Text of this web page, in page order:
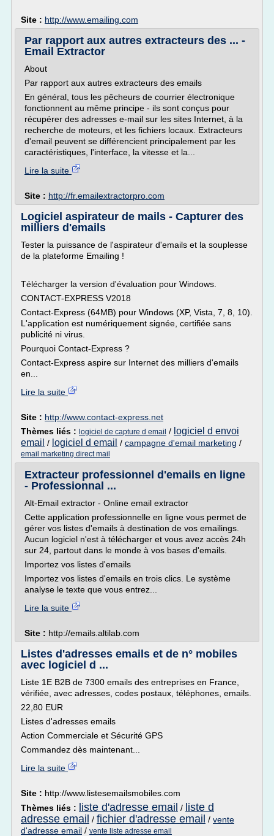
Site : http://www.emailing.com
Par rapport aux autres extracteurs des ... -
Email Extractor
About
Par rapport aux autres extracteurs des emails
En général, tous les pêcheurs de courrier électronique
fonctionnent au même principe - ils sont conçus pour
récupérer des adresses e-mail sur les sites Internet, à la
recherche de moteurs, et les fichiers locaux. Extracteurs
d'email peuvent se différencient principalement par les
caractéristiques, l'interface, la vitesse et la...
Lire la suite
Site : http://fr.emailextractorpro.com
Logiciel aspirateur de mails - Capturer des
milliers d'emails
Tester la puissance de l'aspirateur d'emails et la souplesse
de la plateforme Emailing !
Télécharger la version d'évaluation pour Windows.
CONTACT-EXPRESS V2018
Contact-Express (64MB) pour Windows (XP, Vista, 7, 8, 10).
L'application est numériquement signée, certifiée sans
publicité ni virus.
Pourquoi Contact-Express ?
Contact-Express aspire sur Internet des milliers d'emails
en...
Lire la suite
Site : http://www.contact-express.net
Thèmes liés : logiciel de capture d email / logiciel d envoi
email / logiciel d email / campagne d'email marketing /
email marketing direct mail
Extracteur professionnel d'emails en ligne
- Professionnal ...
Alt-Email extractor - Online email extractor
Cette application professionnelle en ligne vous permet de
gérer vos listes d'emails à destination de vos emailings.
Aucun logiciel n'est à télécharger et vous avez accès 24h
sur 24, partout dans le monde à vos bases d'emails.
Importez vos listes d'emails
Importez vos listes d'emails en trois clics. Le système
analyse le texte que vous entrez...
Lire la suite
Site : http://emails.altilab.com
Listes d'adresses emails et de n° mobiles
avec logiciel d ...
Liste 1E B2B de 7300 emails des entreprises en France,
vérifiée, avec adresses, codes postaux, téléphones, emails.
22,80 EUR
Listes d'adresses emails
Action Commerciale et Sécurité GPS
Commandez dès maintenant...
Lire la suite
Site : http://www.listesemailsmobiles.com
Thèmes liés :
liste d'adresse email / liste d
adresse email / fichier d'adresse email / vente
d'adresse email / vente liste adresse email